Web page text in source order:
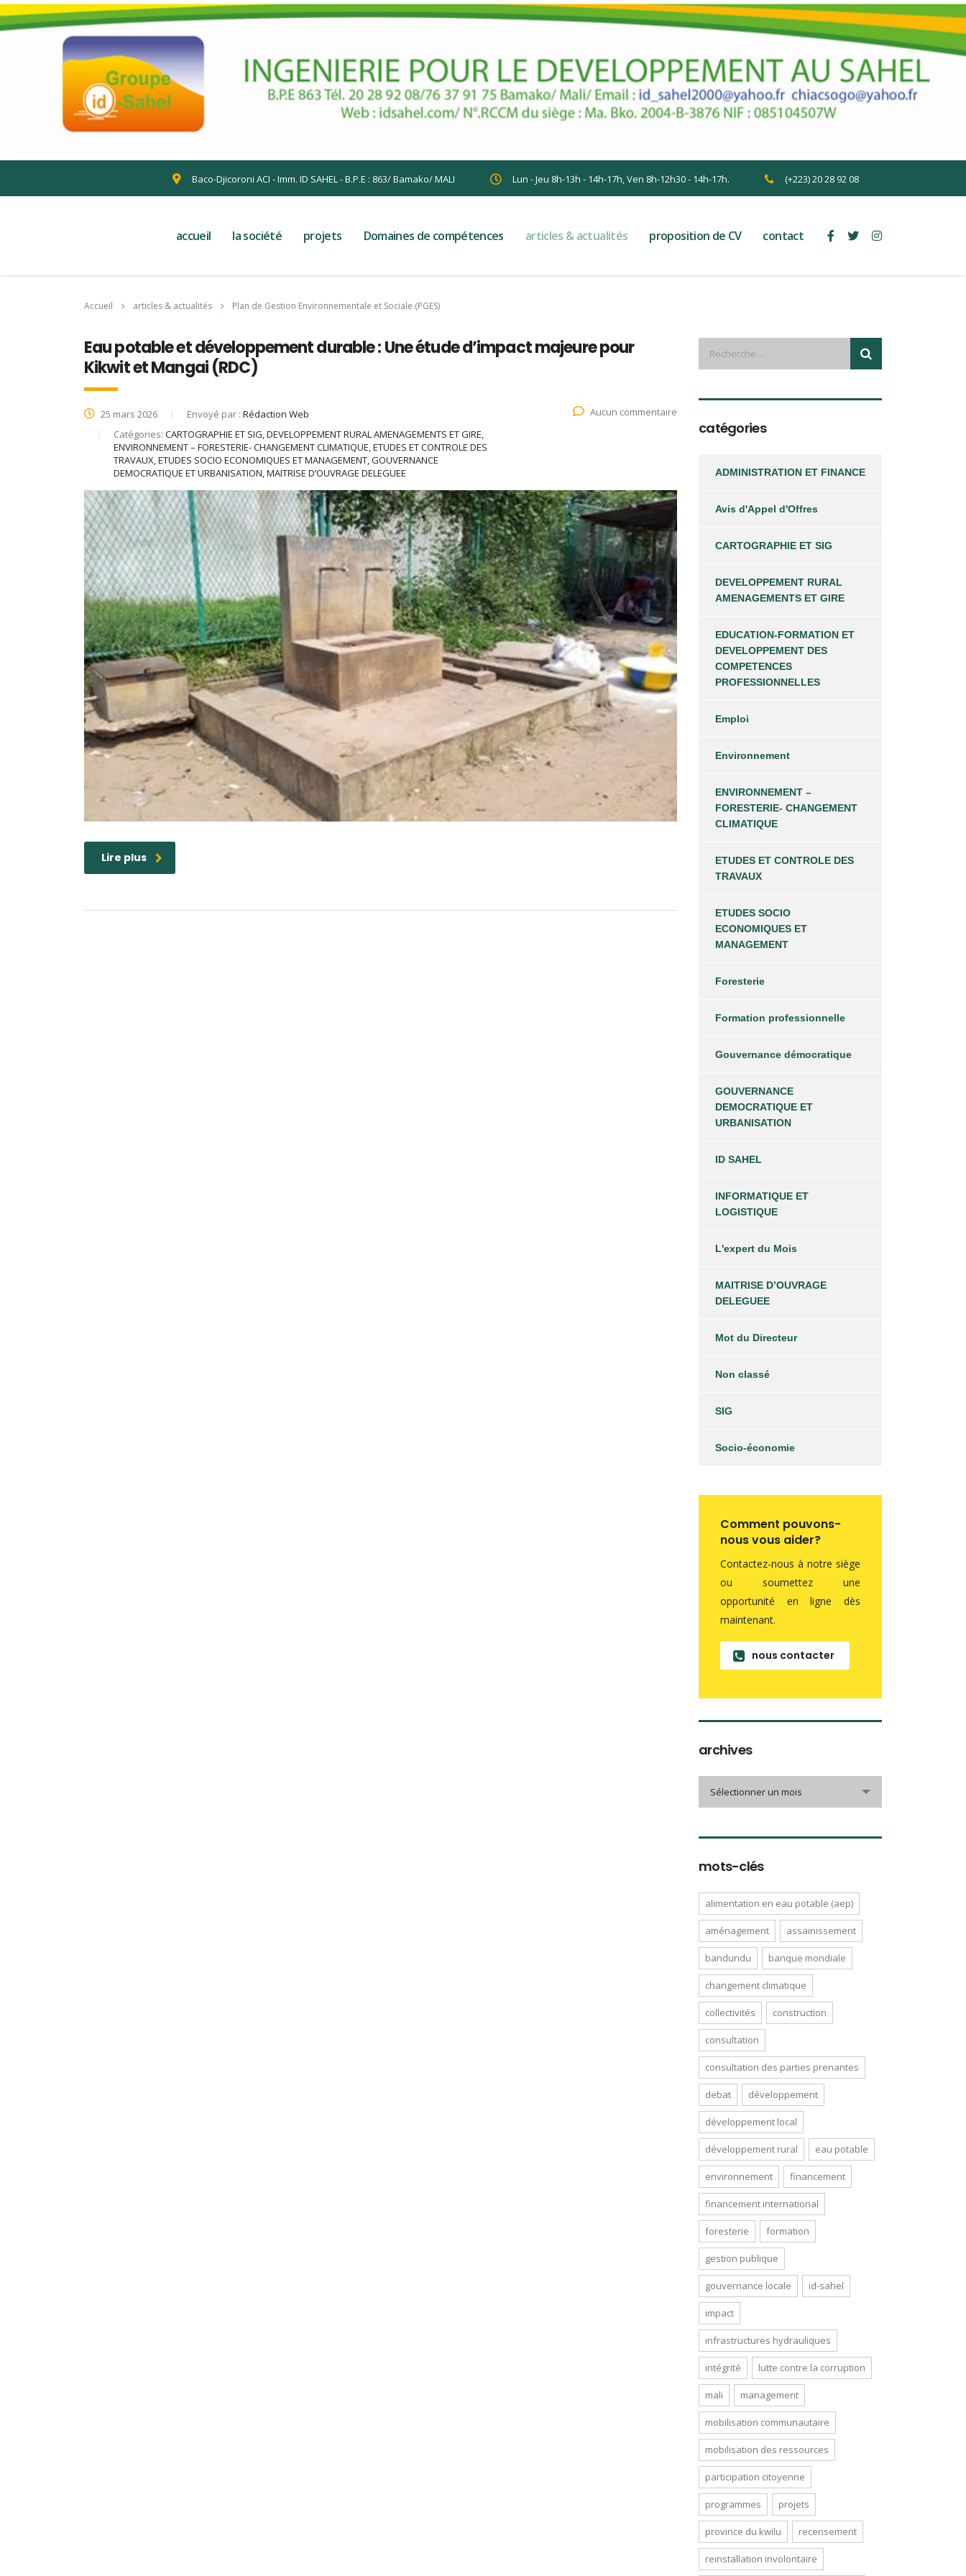
Baco-Djicoroni ACI - Imm. ID SAHEL - B.P.E : 863/ Bamako/ MALI Lun - Jeu 8h-13h - 14h-17h, Ven 8h-12h30 - 14h-17h. (+223) 20 28 92 08
accueil la société projets Domaines de compétences articles & actualités proposition de CV contact
Accueil articles & actualités Plan de Gestion Environnementale et Sociale (PGES)
Eau potable et développement durable : Une étude d’impact majeure pour
Kikwit et Mangai (RDC)
25 mars 2026 Envoyé par : Rédaction Web
Catégories: CARTOGRAPHIE ET SIG, DEVELOPPEMENT RURAL AMENAGEMENTS ET GIRE,
ENVIRONNEMENT – FORESTERIE- CHANGEMENT CLIMATIQUE, ETUDES ET CONTROLE DES
TRAVAUX, ETUDES SOCIO ECONOMIQUES ET MANAGEMENT, GOUVERNANCE
DEMOCRATIQUE ET URBANISATION, MAITRISE D’OUVRAGE DELEGUEE
Aucun commentaire
Lire plus
catégories
ADMINISTRATION ET FINANCE
Avis d'Appel d'Offres
CARTOGRAPHIE ET SIG
DEVELOPPEMENT RURAL
AMENAGEMENTS ET GIRE
EDUCATION-FORMATION ET
DEVELOPPEMENT DES
COMPETENCES
PROFESSIONNELLES
Emploi
Environnement
ENVIRONNEMENT –
FORESTERIE- CHANGEMENT
CLIMATIQUE
ETUDES ET CONTROLE DES
TRAVAUX
ETUDES SOCIO
ECONOMIQUES ET
MANAGEMENT
Foresterie
Formation professionnelle
Gouvernance démocratique
GOUVERNANCE
DEMOCRATIQUE ET
URBANISATION
ID SAHEL
INFORMATIQUE ET
LOGISTIQUE
L'expert du Mois
MAITRISE D’OUVRAGE
DELEGUEE
Mot du Directeur
Non classé
SIG
Socio-économie
Comment pouvons-
nous vous aider?
Contactez-nous à notre siège
ou soumettez une
opportunité en ligne dès
maintenant.
nous contacter
archives
Sélectionner un mois
mots-clés
alimentation en eau potable (aep)
aménagement assainissement
bandundu banque mondiale
changement climatique
collectivités construction
consultation
consultation des parties prenantes
debat développement
développement local
développement rural eau potable
environnement financement
financement international
foresterie formation
gestion publique
gouvernance locale id-sahel
impact
infrastructures hydrauliques
intégrité lutte contre la corruption
mali management
mobilisation communautaire
mobilisation des ressources
participation citoyenne
programmes projets
province du kwilu recensement
reinstallation involontaire